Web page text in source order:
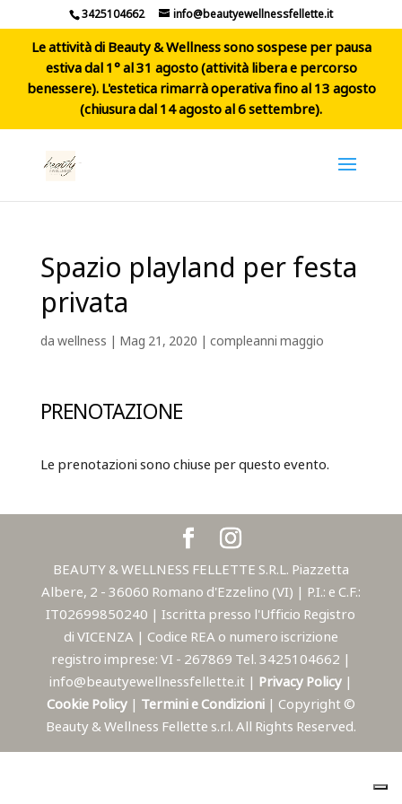
3425104662 info@beautyewellnessfellette.it
Le attività di Beauty & Wellness sono sospese per pausa
estiva dal 1° al 31 agosto (attività libera e percorso
benessere). L'estetica rimarrà operativa fino al 13 agosto
(chiusura dal 14 agosto al 6 settembre).
Spazio playland per festa
privata
dawellness | Mag 21, 2020 | compleanni maggio
PRENOTAZIONE
Le prenotazioni sono chiuse per questo evento.
BEAUTY & WELLNESS FELLETTE S.R.L. Piazzetta
Albere, 2 - 36060 Romano d'Ezzelino (VI) | P.I.: e C.F.:
IT02699850240 | Iscritta presso l'Ufficio Registro
di VICENZA | Codice REA o numero iscrizione
registro imprese: VI - 267869 Tel. 3425104662 |
info@beautyewellnessfellette.it | Privacy Policy |
Cookie Policy | Termini e Condizioni | Copyright ©
Beauty & Wellness Fellette s.r.l. All Rights Reserved.